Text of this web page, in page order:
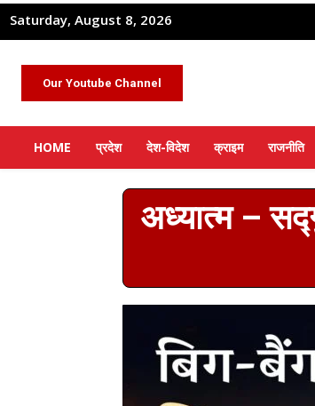
Saturday, August 8, 2026
Our Youtube Channel
HOME प्रदेश देश-विदेश क्राइम राजनीति
अध्यात्म –